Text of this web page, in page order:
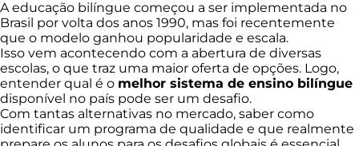
A educação bilíngue começou a ser implementada no
Brasil por volta dos anos 1990, mas foi recentemente
que o modelo ganhou popularidade e escala.
Isso vem acontecendo com a abertura de diversas
escolas, o que traz uma maior oferta de opções. Logo,
entender qual é o melhor sistema de ensino bilíngue
disponível no país pode ser um desafio.
Com tantas alternativas no mercado, saber como
identificar um programa de qualidade e que realmente